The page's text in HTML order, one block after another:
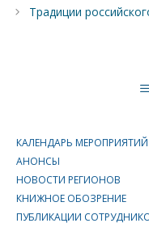
Традиции
КАЛЕНДАРЬ МЕРОПРИЯТИЙ
АНОНСЫ
НОВОСТИ РЕГИОНОВ
КНИЖНОЕ ОБОЗРЕНИЕ
ПУБЛИКАЦИИ